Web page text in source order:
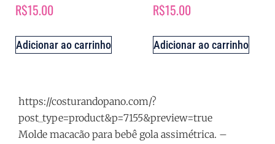
R$15.00
Adicionar ao carrinho
R$15.00
Adicionar ao carrinho
https://costurandopano.com/?
post_type=product&p=7155&preview=true
Molde macacão para bebê gola assimétrica. –